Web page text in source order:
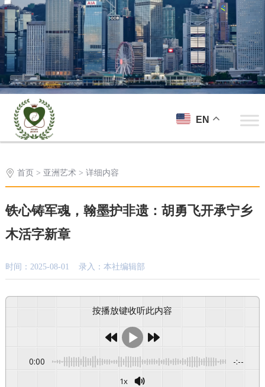
EN
首页 > 亚洲艺术> 详细内容
铁心铸军魂，翰墨护非遗：胡勇飞开承宁乡
木活字新章
时间：2025-08-01 录入：本社编辑部
按播放键收听此内容
0:00 -:--
1x